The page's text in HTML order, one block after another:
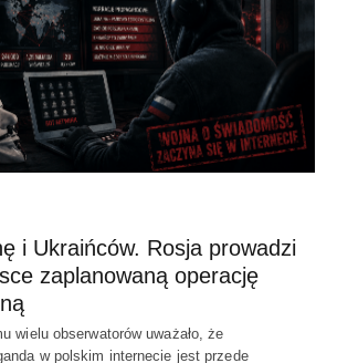
i Ukraińców. Rosja prowadzi
zaplanowaną operację
wielu obserwatorów uważało, że
w polskim internecie jest przede